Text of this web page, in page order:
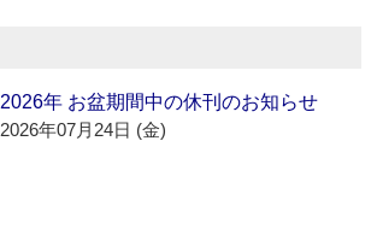
2026年 お盆期間中の休刊のお知らせ
2026年07月24日 (金)